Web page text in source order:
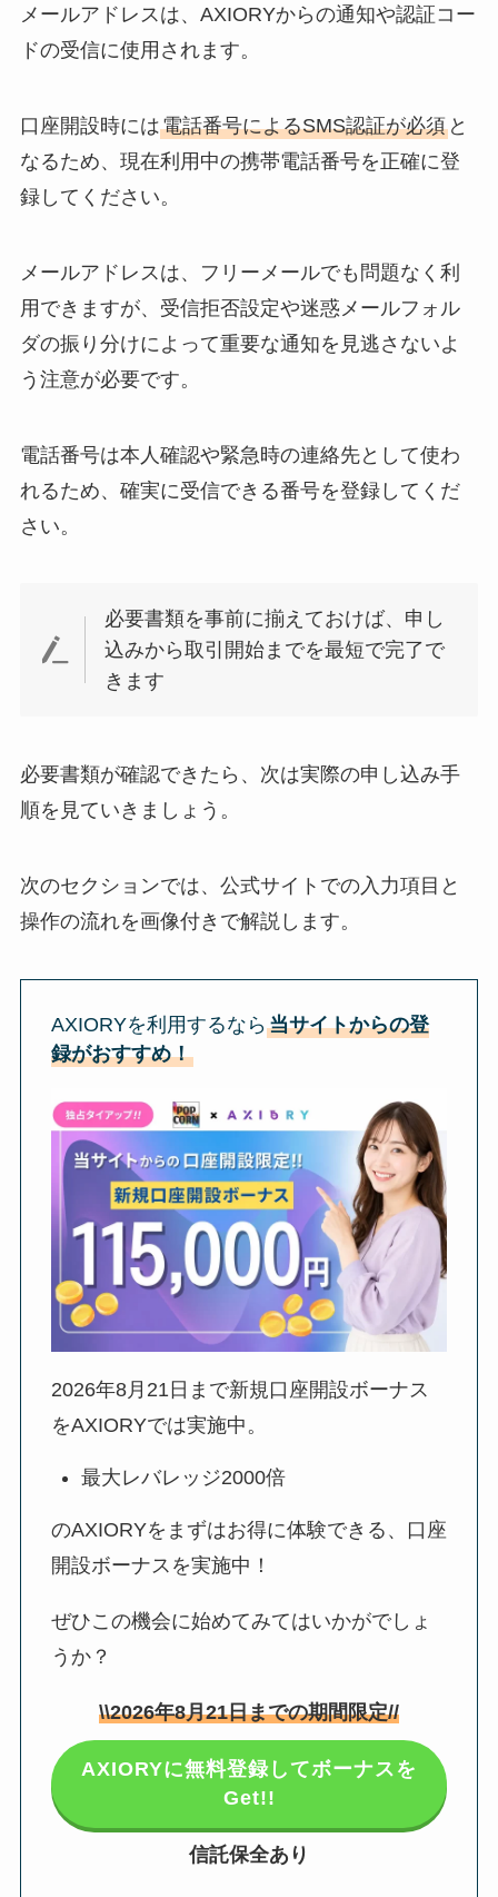
メールアドレスは、AXIORYからの通知や認証コー
ドの受信に使用されます。
口座開設時には電話番号によるSMS認証が必須と
なるため、現在利用中の携帯電話番号を正確に登
録してください。
メールアドレスは、フリーメールでも問題なく利
用できますが、受信拒否設定や迷惑メールフォル
ダの振り分けによって重要な通知を見逃さないよ
う注意が必要です。
電話番号は本人確認や緊急時の連絡先として使わ
れるため、確実に受信できる番号を登録してくだ
さい。
必要書類を事前に揃えておけば、申し
込みから取引開始までを最短で完了で
きます
必要書類が確認できたら、次は実際の申し込み手
順を見ていきましょう。
次のセクションでは、公式サイトでの入力項目と
操作の流れを画像付きで解説します。
AXIORYを利用するなら当サイトからの登
録がおすすめ！
2026年8月21日 まで新規口座開設ボーナス
をAXIORYでは実施中。
最大レバレッジ2000倍
のAXIORYをまずはお得に体験できる、口座
開設ボーナスを実施中！
ぜひこの機会に始めてみてはいかがでしょ
うか？
\\2026年8月21日までの期間限定//
AXIORYに無料登録してボーナスを
Get!!
信託保全あり